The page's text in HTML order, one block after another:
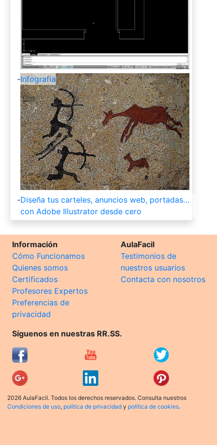
-Infografía
-Diseña tus carteles, anuncios web, portadas…
con Adobe Illustrator desde cero
Información
Cómo Funcionamos
Quienes somos
Certificados
Profesores Expertos
Preferencias de
privacidad
AulaFacil
Testimonios de
nuestros usuarios
Contacta con nosotros
Síguenos en nuestras RR.SS.
2026 AulaFacil. Todos los derechos reservados. Consulta nuestros
Condiciones de uso, política de privacidad y política de cookies.